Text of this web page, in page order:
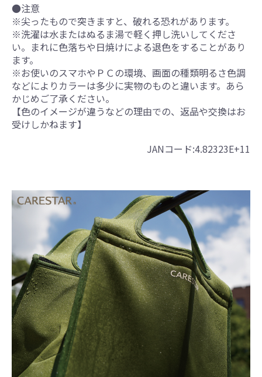
●注意
※尖ったもので突きますと、破れる恐れがあります。
※洗濯は水またはぬるま湯で軽く押し洗いしてくださ
い。まれに色落ちや日焼けによる退色をすることがあり
ます。
※お使いのスマホやＰＣの環境、画面の種類明るさ色調
などによりカラーは多少に実物のものと違います。あら
かじめご了承ください。
【色のイメージが違うなどの理由での、返品や交換はお
受けしかねます】
JANコード:4.82323E+11